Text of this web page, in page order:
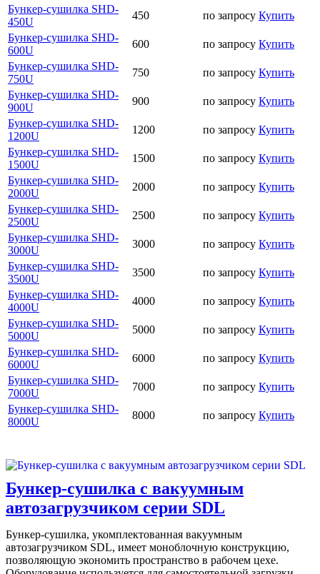
Бункер-сушилка SHD-
450U
450 по запросу Купить
Бункер-сушилка SHD-
600U
600 по запросу Купить
Бункер-сушилка SHD-
750U
750 по запросу Купить
Бункер-сушилка SHD-
900U
900 по запросу Купить
Бункер-сушилка SHD-
1200U
1200 по запросу Купить
Бункер-сушилка SHD-
1500U
1500 по запросу Купить
Бункер-сушилка SHD-
2000U
2000 по запросу Купить
Бункер-сушилка SHD-
2500U
2500 по запросу Купить
Бункер-сушилка SHD-
3000U
3000 по запросу Купить
Бункер-сушилка SHD-
3500U
3500 по запросу Купить
Бункер-сушилка SHD-
4000U
4000 по запросу Купить
Бункер-сушилка SHD-
5000U
5000 по запросу Купить
Бункер-сушилка SHD-
6000U
6000 по запросу Купить
Бункер-сушилка SHD-
7000U
7000 по запросу Купить
Бункер-сушилка SHD-
8000U
8000 по запросу Купить
Бункер-сушилка с вакуумным
автозагрузчиком серии SDL
Бункер-сушилка, укомплектованная вакуумным
автозагрузчиком SDL, имеет моноблочную конструкцию,
позволяющую экономить пространство в рабочем цехе.